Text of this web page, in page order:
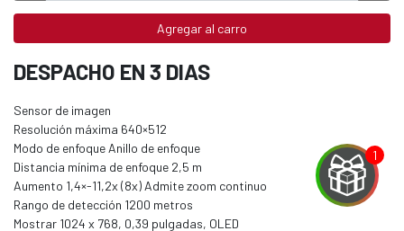
Agregar al carro
DESPACHO EN 3 DIAS
Sensor de imagen
Resolución máxima 640×512
Modo de enfoque Anillo de enfoque
Distancia mínima de enfoque 2,5 m
Aumento 1,4×-11,2x (8x) Admite zoom continuo
Rango de detección 1200 metros
Mostrar 1024 x 768, 0,39 pulgadas, OLED